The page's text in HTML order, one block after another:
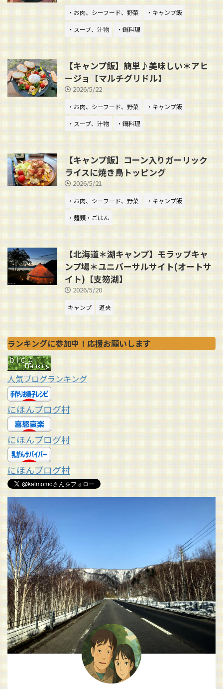
・お肉、シーフード、野菜
・キャンプ飯
・スープ、汁物
・鍋料理
【キャンプ飯】簡単♪美味しい＊アヒ
ージョ【マルチグリドル】
2026/5/22
・お肉、シーフード、野菜
・キャンプ飯
・スープ、汁物
・鍋料理
【キャンプ飯】コーン入りガーリック
ライスに焼き鳥トッピング
2026/5/21
・お肉、シーフード、野菜
・キャンプ飯
・麺類・ごはん
【北海道＊湖キャンプ】モラップキャ
ンプ場＊ユニバーサルサイト(オートサ
イト)【支笏湖】
2026/5/20
キャンプ 道央
ランキングに参加中！応援お願いします
人気ブログランキング
にほんブログ村
にほんブログ村
にほんブログ村